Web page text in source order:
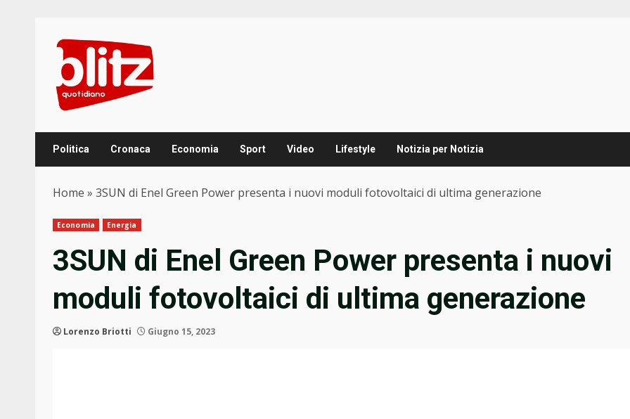
content
Politica Cronaca Economia Sport Video Lifestyle Notizia per Notizia
Home » 3SUN di Enel Green Power presenta i nuovi moduli fotovoltaici di ultima generazione
Economia Energia
3SUN di Enel Green Power presenta i nuovi
moduli fotovoltaici di ultima generazione
Lorenzo Briotti Giugno 15, 2023